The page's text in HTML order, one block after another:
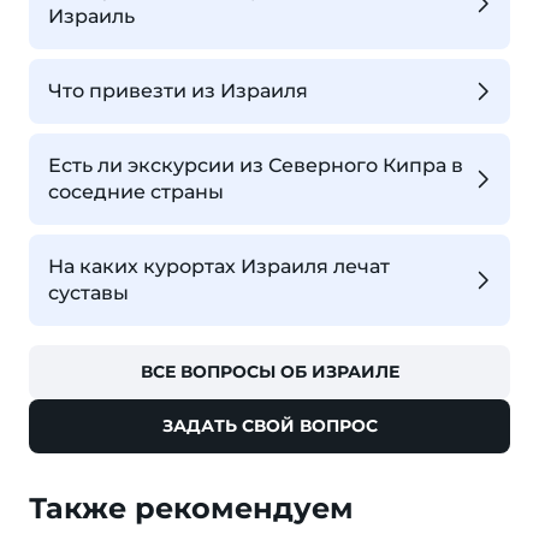
Израиль
Что привезти из Израиля
Есть ли экскурсии из Северного Кипра в
соседние страны
На каких курортах Израиля лечат
суставы
ВСЕ ВОПРОСЫ ОБ ИЗРАИЛЕ
ЗАДАТЬ СВОЙ ВОПРОС
Также рекомендуем